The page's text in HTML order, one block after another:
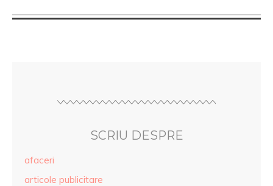
SCRIU DESPRE
afaceri
articole publicitare